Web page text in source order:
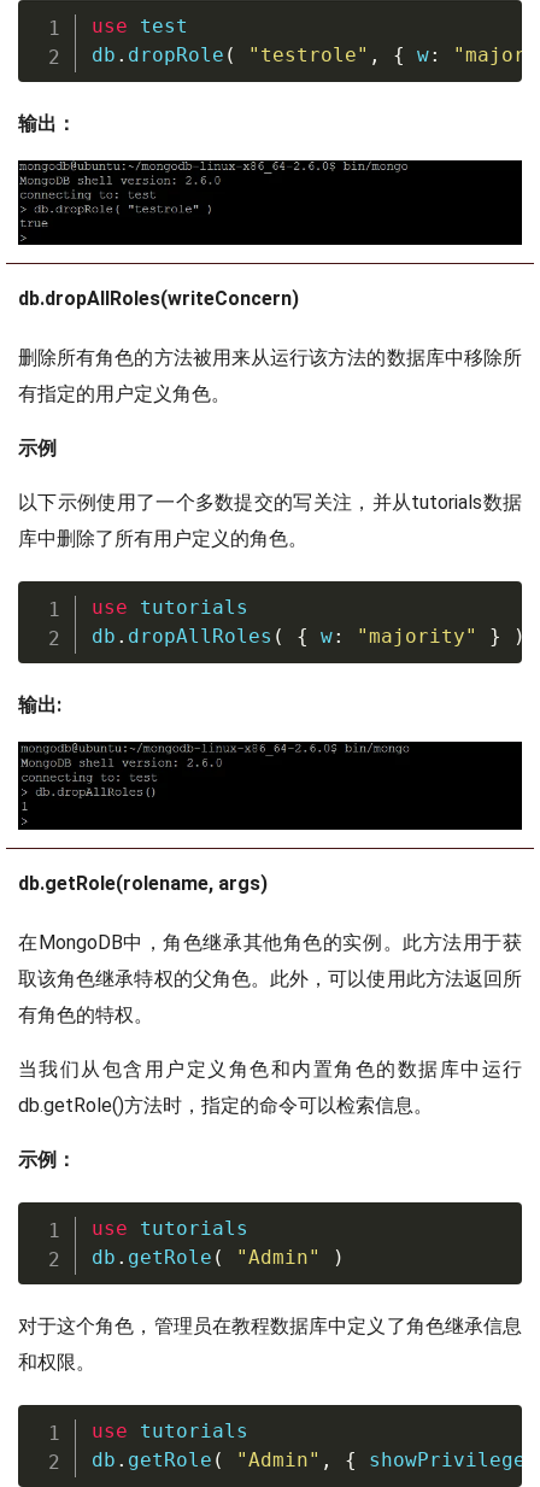
use test
db . dropRole ( "testrole" , { w:
输出：
db.dropAllRoles(writeConcern)
删除所有角色的方法被用来从运行该方法的数据库中移除所
有指定的用户定义角色。
示例
以下示例使用了一个多数提交的写关注，并从tutorials数据
库中删除了所有用户定义的角色。
use tutorials
db . dropAllRoles ( { w: "majority" } )
输出:
db.getRole(rolename, args)
在MongoDB中，角色继承其他角色的实例。此方法用于获
取该角色继承特权的父角色。此外，可以使用此方法返回所
有角色的特权。
当我们从包含用户定义角色和内置角色的数据库中运行
db.getRole()方法时，指定的命令可以检索信息。
示例：
use tutorials
db . getRole ( "Admin" )
对于这个角色，管理员在教程数据库中定义了角色继承信息
和权限。
use tutorials
db . getRole ( "Admin" , { showPrivileges